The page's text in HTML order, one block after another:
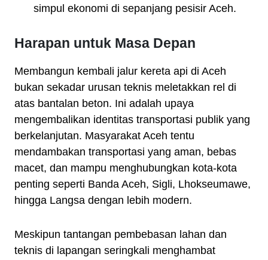
simpul ekonomi di sepanjang pesisir Aceh.
Harapan untuk Masa Depan
Membangun kembali jalur kereta api di Aceh
bukan sekadar urusan teknis meletakkan rel di
atas bantalan beton. Ini adalah upaya
mengembalikan identitas transportasi publik yang
berkelanjutan. Masyarakat Aceh tentu
mendambakan transportasi yang aman, bebas
macet, dan mampu menghubungkan kota-kota
penting seperti Banda Aceh, Sigli, Lhokseumawe,
hingga Langsa dengan lebih modern.
Meskipun tantangan pembebasan lahan dan
teknis di lapangan seringkali menghambat